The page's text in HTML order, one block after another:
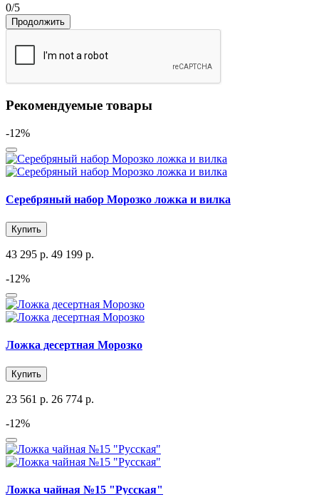
0/5
Продолжить
Рекомендуемые товары
-12%
Серебряный набор Морозко ложка и вилка
Купить
43 295 р. 49 199 р.
-12%
Ложка десертная Морозко
Купить
23 561 р. 26 774 р.
-12%
Ложка чайная №15 "Русская"